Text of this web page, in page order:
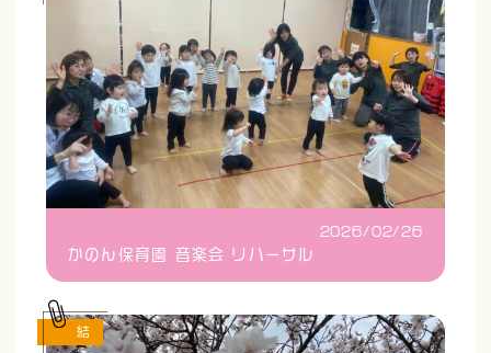
2026/02/26
かのん保育園 音楽会 リハーサル
結